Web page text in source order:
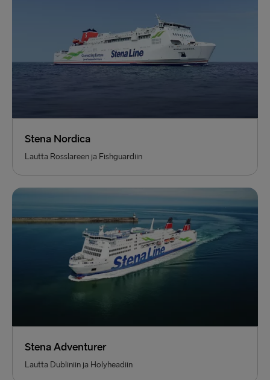
Stena Nordica
Lautta Rosslareen ja Fishguardiin
Stena Adventurer
Lautta Dubliniin ja Holyheadiin